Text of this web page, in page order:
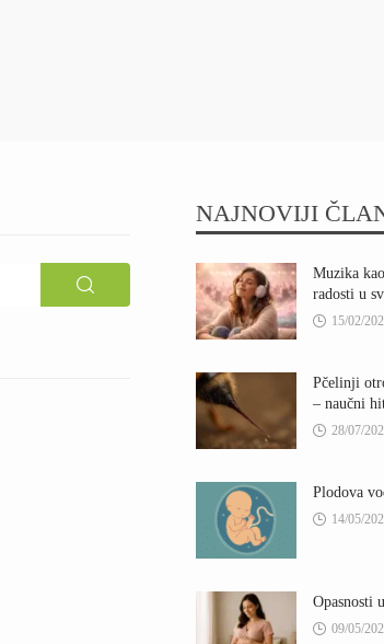
NAJNOVIJI
Muzika
radosti u
15/02/
Pčelinji
– naučni
28/07/
Plodova
14/05/
Opasnosti
09/05/